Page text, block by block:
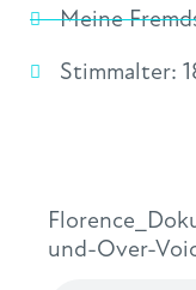
Meine
Stimmalter:
und-Over-